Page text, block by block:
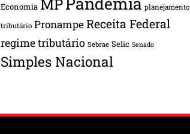
Economia MP planejamento
tributário PronampeReceita Federal
regime tributário Sebrae Selic Senado
Simples Nacional